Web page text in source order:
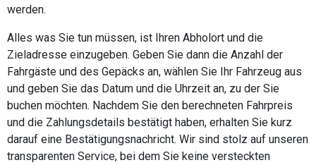
werden.
Alles was Sie tun müssen, ist Ihren Abholort und die
Zieladresse einzugeben. Geben Sie dann die Anzahl der
Fahrgäste und des Gepäcks an, wählen Sie Ihr Fahrzeug aus
und geben Sie das Datum und die Uhrzeit an, zu der Sie
buchen möchten. Nachdem Sie den berechneten Fahrpreis
und die Zahlungsdetails bestätigt haben, erhalten Sie kurz
darauf eine Bestätigungsnachricht. Wir sind stolz auf unseren
transparenten Service, bei dem Sie keine versteckten